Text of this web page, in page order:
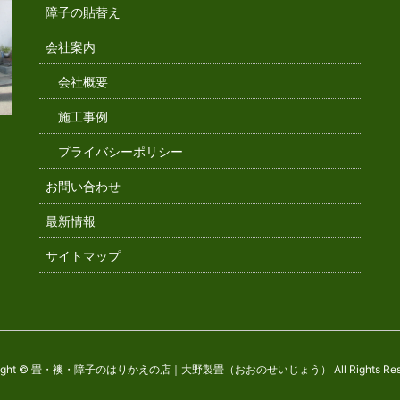
障子の貼替え
会社案内
会社概要
施工事例
プライバシーポリシー
お問い合わせ
最新情報
サイトマップ
© 畳・襖・障子のはりかえの店｜大野製畳（おおのせいじょう） All Rights